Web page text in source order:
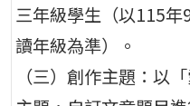
三年級學生（以115年
讀年級為準）。
（三）創作主題：以